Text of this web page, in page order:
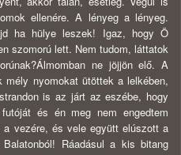
ellenére. A lényeg a lényeg.
ha hülye leszek! Igaz, hogy Ö
szomorú lett. Nem tudom, láttatok
ne jöjjön elő. A
nyomokat ütöttek a lelkében,
is az járt az eszébe, hogy
és én meg nem engedtem
vezére, és vele együtt elúszott a
Ráadásul a kis bitang